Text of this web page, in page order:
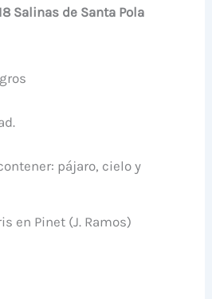
Salinas de Santa Pola
en Pinet (J. Ramos)